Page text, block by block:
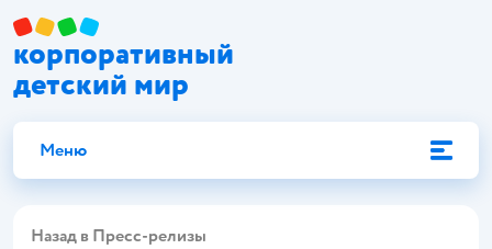
корпоративный
детский мир
Меню
Назад в Пресс-релизы